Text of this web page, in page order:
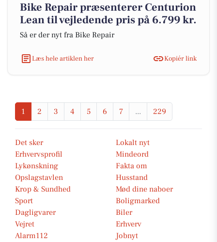
Bike Repair præsenterer Centurion
Lean til vejledende pris på 6.799 kr.
Så er der nyt fra Bike Repair
Læs hele artiklen her Kopiér link
1 2 3 4 5 6 7 ... 229
Det sker
Lokalt nyt
Erhvervsprofil
Mindeord
Lykønskning
Fakta om
Opslagstavlen
Husstand
Krop & Sundhed
Mød dine naboer
Sport
Boligmarked
Dagligvarer
Biler
Vejret
Erhverv
Alarm112
Jobnyt